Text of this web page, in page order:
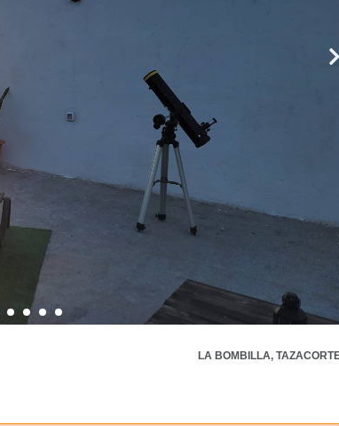
LA BOMBILLA,